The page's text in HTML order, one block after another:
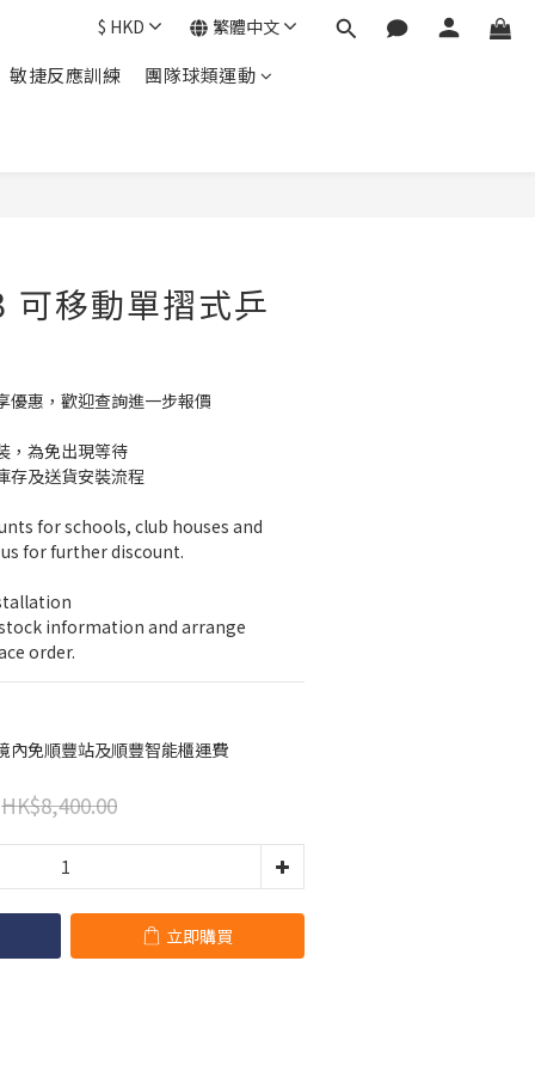
敏捷反應訓練 團隊球類運動
$ HKD 繁體中文
可移動單摺式乒
優惠，歡迎查詢進一步報價
，為免出現等待
存及送貨安裝流程
for schools, club houses and
for further discount.
information and arrange
order.
內免順豐站及順豐智能櫃運費
HK$8,400.00
立即購買